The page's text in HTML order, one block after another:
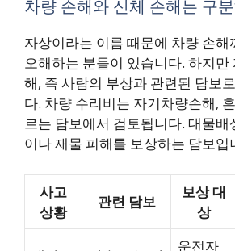
차량 손해와 신체 손해는 구
자상이라는 이름 때문에 차량 손해
오해하는 분들이 있습니다. 하지
해, 즉 사람의 부상과 관련된 담보
다. 차량 수리비는 자기차량손해,
르는 담보에서 검토됩니다. 대물
이나 재물 피해를 보상하는 담보입
사고
상황
관련 담보
보상 대
상
운전자